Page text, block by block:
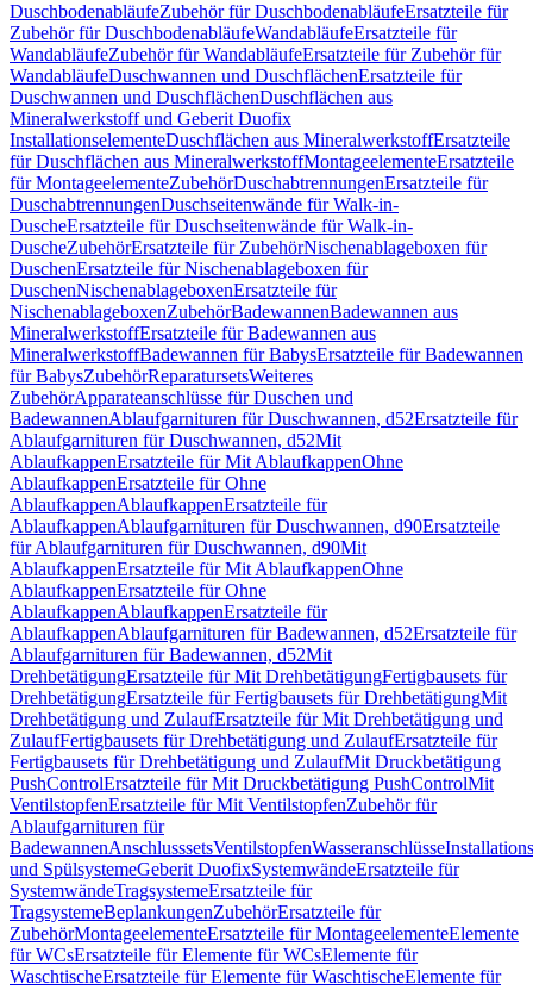
DuschbodenabläufeZubehör für DuschbodenabläufeErsatzteile für
Zubehör für DuschbodenabläufeWandabläufeErsatzteile für
WandabläufeZubehör für WandabläufeErsatzteile für Zubehör für
WandabläufeDuschwannen und DuschflächenErsatzteile für
Duschwannen und DuschflächenDuschflächen aus
Mineralwerkstoff und Geberit Duofix
InstallationselementeDuschflächen aus MineralwerkstoffErsatzteile
für Duschflächen aus MineralwerkstoffMontageelementeErsatzteile
für MontageelementeZubehörDuschabtrennungenErsatzteile für
DuschabtrennungenDuschseitenwände für Walk-in-
DuscheErsatzteile für Duschseitenwände für Walk-in-
DuscheZubehörErsatzteile für ZubehörNischenablageboxen für
DuschenErsatzteile für Nischenablageboxen für
DuschenNischenablageboxenErsatzteile für
NischenablageboxenZubehörBadewannenBadewannen aus
MineralwerkstoffErsatzteile für Badewannen aus
MineralwerkstoffBadewannen für BabysErsatzteile für Badewannen
für BabysZubehörReparatursetsWeiteres
ZubehörApparateanschlüsse für Duschen und
BadewannenAblaufgarnituren für Duschwannen, d52Ersatzteile für
Ablaufgarnituren für Duschwannen, d52Mit
AblaufkappenErsatzteile für Mit AblaufkappenOhne
AblaufkappenErsatzteile für Ohne
AblaufkappenAblaufkappenErsatzteile für
AblaufkappenAblaufgarnituren für Duschwannen, d90Ersatzteile
für Ablaufgarnituren für Duschwannen, d90Mit
AblaufkappenErsatzteile für Mit AblaufkappenOhne
AblaufkappenErsatzteile für Ohne
AblaufkappenAblaufkappenErsatzteile für
AblaufkappenAblaufgarnituren für Badewannen, d52Ersatzteile für
Ablaufgarnituren für Badewannen, d52Mit
DrehbetätigungErsatzteile für Mit DrehbetätigungFertigbausets für
DrehbetätigungErsatzteile für Fertigbausets für DrehbetätigungMit
Drehbetätigung und ZulaufErsatzteile für Mit Drehbetätigung und
ZulaufFertigbausets für Drehbetätigung und ZulaufErsatzteile für
Fertigbausets für Drehbetätigung und ZulaufMit Druckbetätigung
PushControlErsatzteile für Mit Druckbetätigung PushControlMit
VentilstopfenErsatzteile für Mit VentilstopfenZubehör für
Ablaufgarnituren für
BadewannenAnschlusssetsVentilstopfenWasseranschlüsse
und SpülsystemeGeberit DuofixSystemwändeErsatzteile für
SystemwändeTragsystemeErsatzteile für
TragsystemeBeplankungenZubehörErsatzteile für
ZubehörMontageelementeErsatzteile für MontageelementeElemente
für WCsErsatzteile für Elemente für WCsElemente für
WaschtischeErsatzteile für Elemente für WaschtischeElemente für